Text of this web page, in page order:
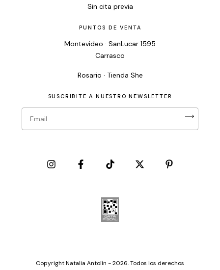
Sin cita previa
PUNTOS DE VENTA
Montevideo · SanLucar 1595
Carrasco
Rosario · Tienda She
SUSCRIBITE A NUESTRO NEWSLETTER
Copyright Natalia Antolín - 2026. Todos los derechos